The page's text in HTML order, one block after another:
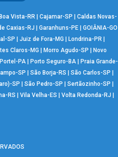
Vista-RR | Cajamar-SP | Caldas Novas-
Caxias-RJ | Garanhuns-PE | GOIÂNIA-GO
SP | Juiz de Fora-MG | Londrina-PR |
Claros-MG | Morro Agudo-SP | Novo
Portel-PA| Porto Seguro-BA| Praia Grande-
SP | São Borja-RS | São Carlos-SP |
SP | São Pedro-SP | Sertãozinho-SP |
RS | Vila Velha-ES | Volta Redonda-RJ |